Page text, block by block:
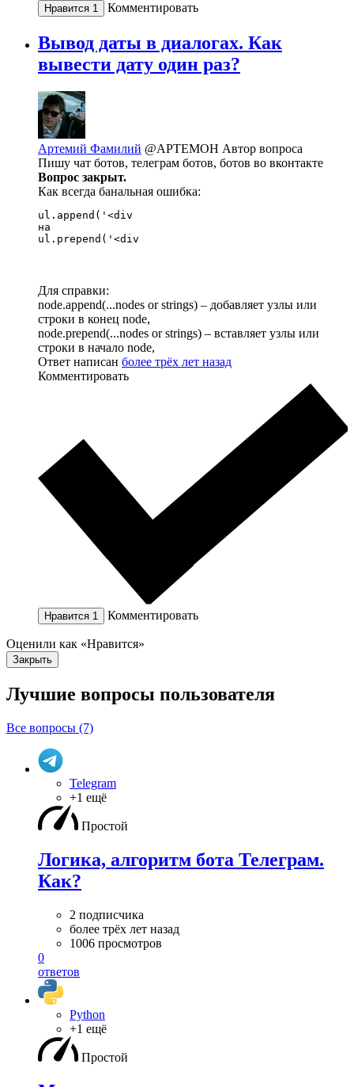
Нравится 1 Комментировать
Вывод даты в диалогах. Как
вывести дату один раз?
Артемий Фамилий @APTEMOH Автор вопроса
Пишу чат ботов, телеграм ботов, ботов во вконтакте
Вопрос закрыт.
Как всегда банальная ошибка:
ul.append('<div
на
ul.prepend('<div
Для справки:
node.append(...nodes or strings) – добавляет узлы или
строки в конец node,
node.prepend(...nodes or strings) – вставляет узлы или
строки в начало node,
Ответ написан более трёх лет назад
Комментировать
Нравится 1 Комментировать
Оценили как «Нравится»
Закрыть
Лучшие вопросы пользователя
Все вопросы (7)
Telegram
+1 ещё
Простой
Логика, алгоритм бота Телеграм.
Как?
2 подписчика
более трёх лет назад
1006 просмотров
0
ответов
Python
+1 ещё
Простой